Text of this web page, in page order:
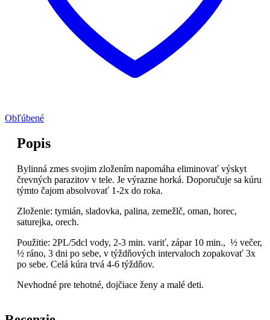
Obľúbené
Popis
Bylinná zmes svojim zložením napomáha eliminovať výskyt
črevných parazitov v tele. Je výrazne horká. Doporučuje sa kúru
týmto čajom absolvovať 1-2x do roka.
Zloženie: tymián, sladovka, palina, zemežlč, oman, horec,
saturejka, orech.
Použitie: 2PL/5dcl vody, 2-3 min. variť, zápar 10 min., ½ večer,
½ ráno, 3 dni po sebe, v týždňových intervaloch zopakovať 3x
po sebe. Celá kúra trvá 4-6 týždňov.
Nevhodné pre tehotné, dojčiace ženy a malé deti.